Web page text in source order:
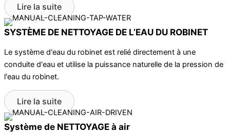
Lire la suite
SYSTÈME DE NETTOYAGE DE L’EAU DU ROBINET
Le système d'eau du robinet est relié directement à une
conduite d'eau et utilise la puissance naturelle de la pression de
l'eau du robinet.
Lire la suite
Système de NETTOYAGE à air